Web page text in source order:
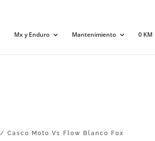
Mx y Enduro Mantenimiento 0 KM
/ Casco Moto V1 Flow Blanco Fox